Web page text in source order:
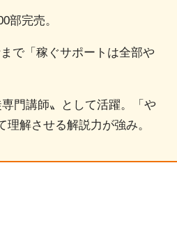
部完売。
で「稼ぐサポートは全部や
門講師〟として活躍。「や
解させる解説力が強み。